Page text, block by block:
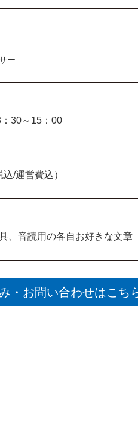
ー
30～15：00
/運営費込）
、音読用の各自お好きな文章
・お問い合わせはこち